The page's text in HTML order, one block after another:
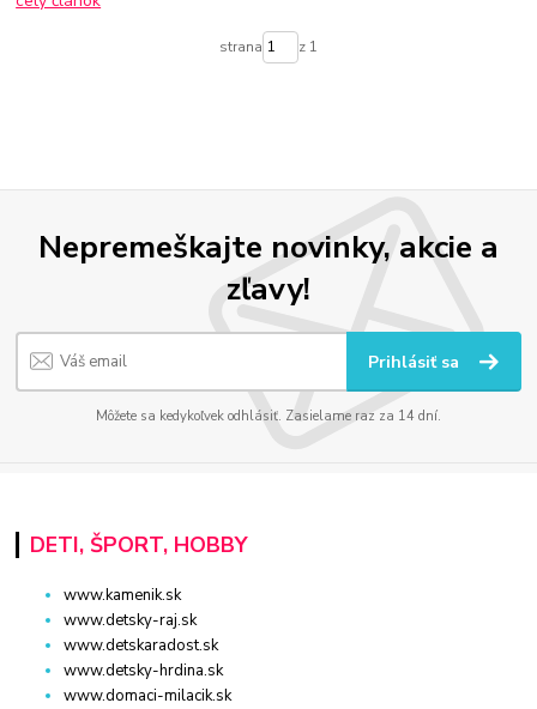
strana z 1
Nepremeškajte novinky, akcie a
zľavy!
Prihlásiť sa
Môžete sa kedykoľvek odhlásiť. Zasielame raz za 14 dní.
DETI, ŠPORT, HOBBY
www.kamenik.sk
www.detsky-raj.sk
www.detskaradost.sk
www.detsky-hrdina.sk
www.domaci-milacik.sk